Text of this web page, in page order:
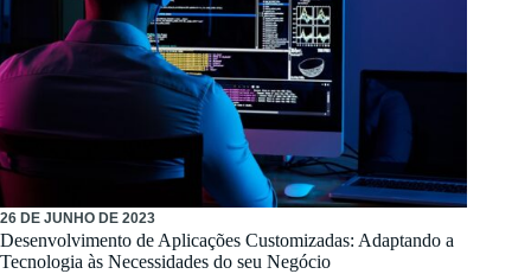
26 DE JUNHO DE 2023
Desenvolvimento de Aplicações Customizadas: Adaptando a
Tecnologia às Necessidades do seu Negócio